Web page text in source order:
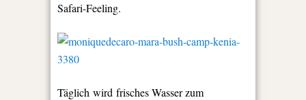
Safari-Feeling.
Täglich wird frisches Wasser zum